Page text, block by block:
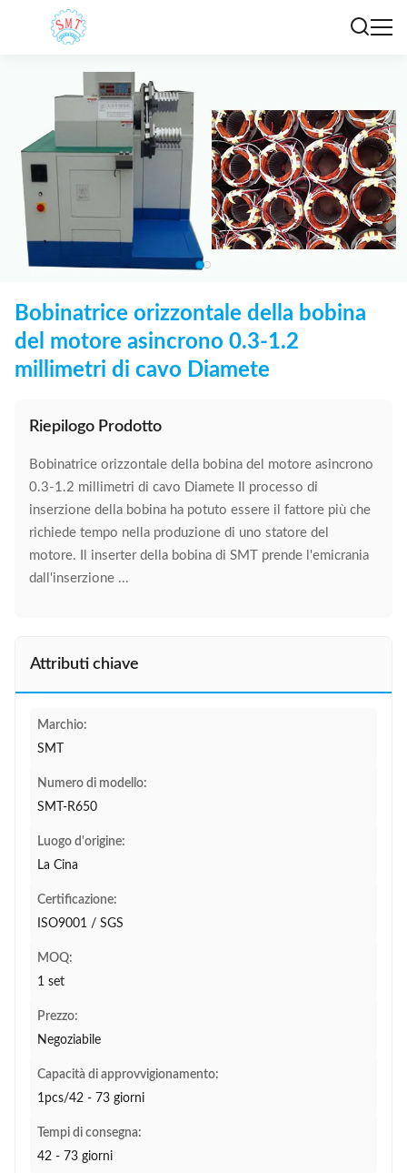
Bobinatrice orizzontale della bobina
del motore asincrono 0.3-1.2
millimetri di cavo Diamete
Riepilogo Prodotto
Bobinatrice orizzontale della bobina del motore asincrono
0.3-1.2 millimetri di cavo Diamete Il processo di
inserzione della bobina ha potuto essere il fattore più che
richiede tempo nella produzione di uno statore del
motore. Il inserter della bobina di SMT prende l'emicrania
dall'inserzione ...
Attributi chiave
Marchio:
SMT
Numero di modello:
SMT-R650
Luogo d'origine:
La Cina
Certificazione:
ISO9001 / SGS
MOQ:
1 set
Prezzo:
Negoziabile
Capacità di approvvigionamento:
1pcs/42 - 73 giorni
Tempi di consegna:
42 - 73 giorni